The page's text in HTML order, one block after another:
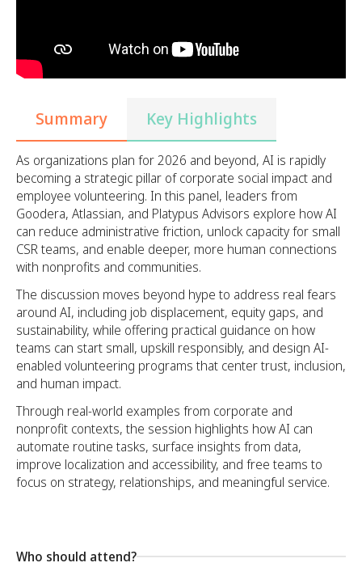
Summary Key Highlights
As organizations plan for 2026 and beyond, AI is rapidly
becoming a strategic pillar of corporate social impact and
employee volunteering. In this panel, leaders from
Goodera, Atlassian, and Platypus Advisors explore how AI
can reduce administrative friction, unlock capacity for small
CSR teams, and enable deeper, more human connections
with nonprofits and communities.
The discussion moves beyond hype to address real fears
around AI, including job displacement, equity gaps, and
sustainability, while offering practical guidance on how
teams can start small, upskill responsibly, and design AI-
enabled volunteering programs that center trust, inclusion,
and human impact.
Through real-world examples from corporate and
nonprofit contexts, the session highlights how AI can
automate routine tasks, surface insights from data,
improve localization and accessibility, and free teams to
focus on strategy, relationships, and meaningful service.
Who should attend?